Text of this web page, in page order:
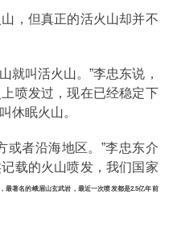
，但真正的活火山却并不
就叫活火山。”李忠东说，
喷发过，现在已经稳定下
休眠火山。
或者沿海地区。”李忠东介
载的火山喷发，我们国家
最著名的峨眉山玄武岩，最近一次喷发都是2.5亿年前